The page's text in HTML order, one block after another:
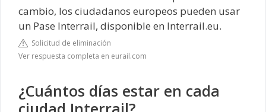
cambio, los ciudadanos europeos pueden usar
un Pase Interrail, disponible en Interrail.eu.
Solicitud de eliminación
Ver respuesta completa en eurail.com
¿Cuántos días estar en cada